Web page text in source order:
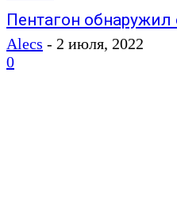
Пентагон
Alecs - 2 июля, 2022
0